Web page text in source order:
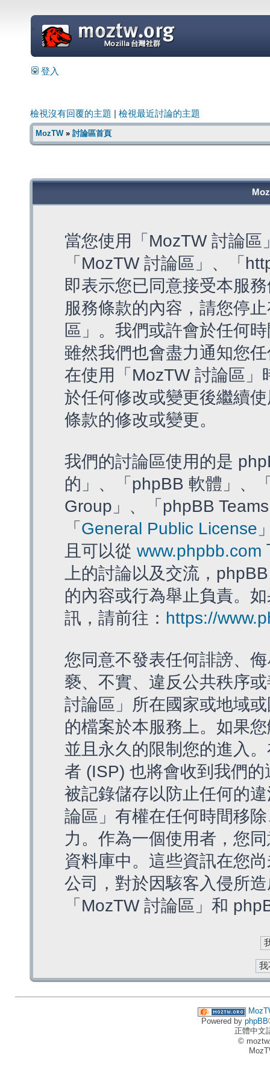
=
登入
檢視沒有回覆的主題 檢視最近討論的主題
MozTW» 討論區首頁
當您使用「MozTW 討論
「MozTW 討論區」、「
即表示您已同意接受本服
服務條款的內容，請您停
區」。我們或許會於任何
雖然我們也會盡力通知您
在使用「MozTW 討論區
於任何修改或變更後繼續
條款的修改或變更。
我們的討論區使用的是
的」、「phpBB 軟體」、
Group」、「phpBB
「 General Public License
且可以從 www.phpbb.com
上的討論以及交流，
的內容或行為舉止負責。
訊，請前往： https://
您同意不發表任何誹謗、
褻、不實、違反公共秩序
討論區」所在國家或地域
的檔案於本服務上。如果
並且永久的限制您的進入
者 (ISP) 也將會收到我們
被記錄儲存以防止任何的
論區」有權在任何時間移
力。作為一個使用者，您
資料庫中。這些資訊在您
公司，對於因駭客入侵所
「MozTW 討論區」和
Powered by phpBB
正體中文
©